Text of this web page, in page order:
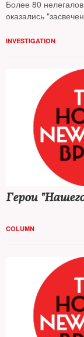
Более 80
оказались
INVESTIGATION
Герои
COLUMN